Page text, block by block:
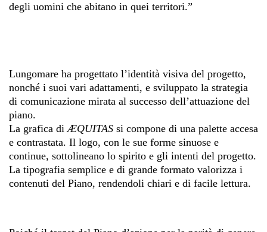
degli uomini che abitano in quei territori.”
Lungomare ha progettato l’identità visiva del progetto,
nonché i suoi vari adattamenti, e sviluppato la strategia
di comunicazione mirata al successo dell’attuazione del
piano.
La grafica diÆQUITAS si compone di una palette accesa
e contrastata. Il logo, con le sue forme sinuose e
continue, sottolineano lo spirito e gli intenti del progetto.
La tipografia semplice e di grande formato valorizza i
contenuti del Piano, rendendoli chiari e di facile lettura.